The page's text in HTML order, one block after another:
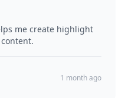
me create highlight
1 month ago